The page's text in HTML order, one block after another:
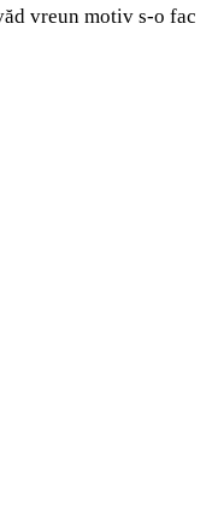
vreun motiv s-o fac